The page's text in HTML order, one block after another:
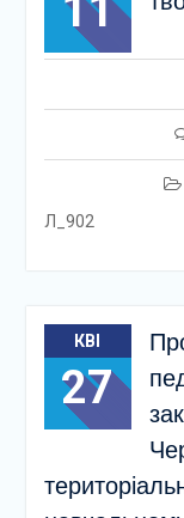
11
Л_902
КВІ
27